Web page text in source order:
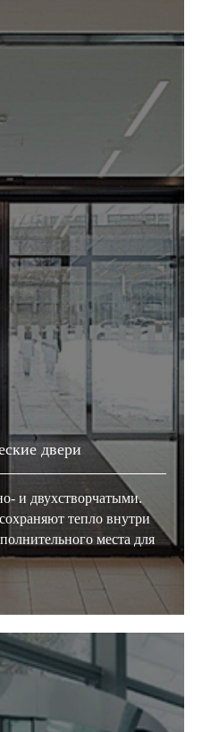
двери
и двухстворчатыми.
тепло внутри
места для
с
Oknapeople